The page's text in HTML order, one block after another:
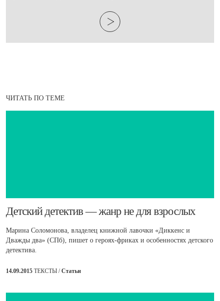
ЧИТАТЬ ПО ТЕМЕ
Детский детектив — жанр не для взрослых
Марина Соломонова, владелец книжной лавочки «Диккенс и
Дважды два» (СПб), пишет о героях-фриках и особенностях детского
детектива.
14.09.2015 ТЕКСТЫ /Статьи